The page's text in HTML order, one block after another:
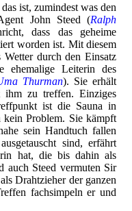
ist, zumindest was den
John Steed (Ralph
dass das geheime
worden ist. Mit diesem
durch den Einsatz
ehemalige Leiterin des
Thurman). Sie erhält
zu treffen. Einziges
ist die Sauna in
Problem. Sie kämpft
sein Handtuch fallen
sind, erfährt
hat, die bis dahin als
auch Steed vermuten Sir
Drahtzieher der ganzen
fachsimpeln er und